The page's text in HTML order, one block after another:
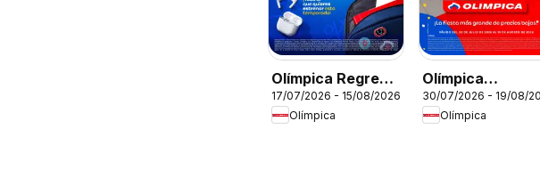
Olímpica Regreso
a clases
17/07/2026 - 15/08/2026
Olímpica
Olímpica
Aniversario
Ofertas textil y
30/07/2026 - 19/08/
Olímpica